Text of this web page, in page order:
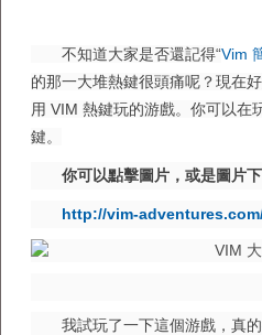
不知道大家是否還記得“Vim
的那一大堆熱鍵很頭痛呢？現在
用 VIM 熱鍵玩的游戲。你可以在
鍵。
你可以點擊圖片，或是圖片
http://vim-
我試玩了一下這個游戲，真的